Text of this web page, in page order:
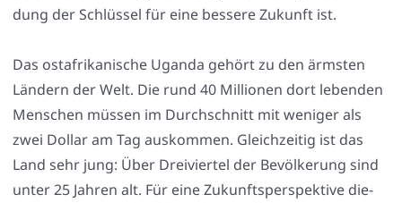
dung der Schlüs­sel für eine bes­se­re Zukunft ist.
Das ost­afri­ka­ni­sche Ugan­da gehört zu den ärms­ten
Län­dern der Welt. Die rund 40 Mil­lio­nen dort leben­den
Men­schen müs­sen im Durch­schnitt mit weni­ger als
zwei Dol­lar am Tag aus­kom­men. Gleich­zei­tig ist das
Land sehr jung: Über Drei­vier­tel der Bevöl­ke­rung sind
unter 25 Jah­ren alt. Für eine Zukunfts­per­spek­ti­ve die­